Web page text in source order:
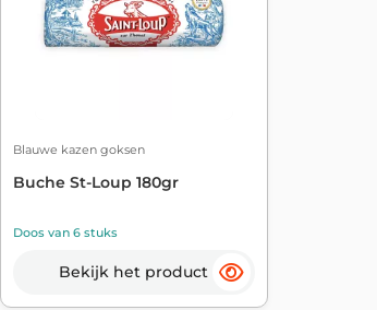
Blauwe kazen goksen
Buche St-Loup 180gr
Doos van 6 stuks
Bekijk het product